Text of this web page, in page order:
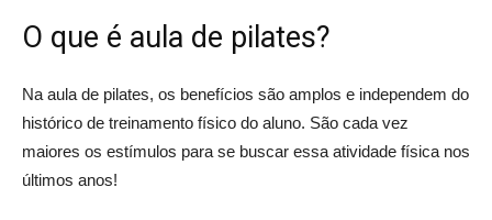
O que é aula de pilates?
Na aula de pilates, os benefícios são amplos e independem do
histórico de treinamento físico do aluno. São cada vez
maiores os estímulos para se buscar essa atividade física nos
últimos anos!